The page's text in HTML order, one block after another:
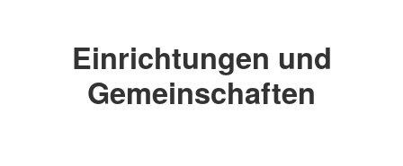
Einrichtungen und
Gemeinschaften